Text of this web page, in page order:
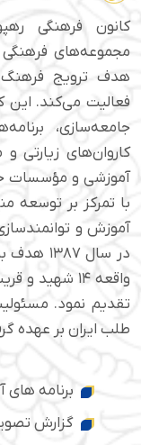
کانون فرهنگی
هدف ترویج
فعالیت می‌کند. این
جامعه‌سازی،
کاروان‌های زیارتی
آموزشی و مؤسسات
با تمرکز بر توسعه
آموزش و
در سال
تقدیم نمود.
طلب ایران بر عهده
برنامه های
گزارش